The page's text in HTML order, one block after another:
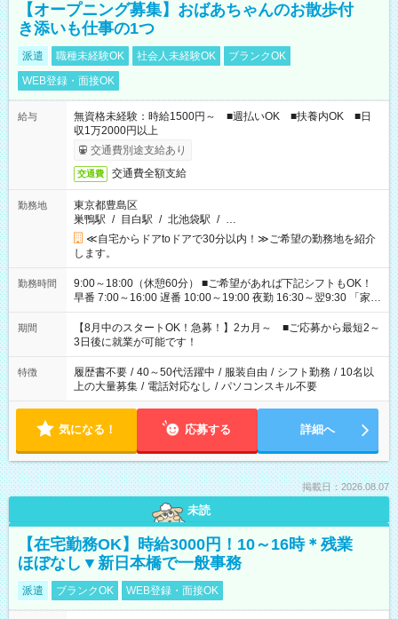
【オープニング募集】おばあちゃんのお散歩付
き添いも仕事の1つ
派遣 職種未経験OK 社会人未経験OK
ブランクOK
WEB登録・面接OK
給与
無資格未経験：時給1500円～ ■週払いOK ■扶養内OK ■日
収1万2000円以上
交通費別途支給あり
交通費 交通費全額支給
勤務地
東京都豊島区
巣鴨駅 / 目白駅 / 北池袋駅 / …
≪自宅からドアtoドアで30分以内！≫ご希望の勤務地を紹介
します。
勤務時間
9:00～18:00（休憩60分） ■ご希望があれば下記シフトもOK！
早番 7:00～16:00 遅番 10:00～19:00 夜勤 16:30～翌9:30 「家族
と休みを合わせたい」 「余裕を持って夕飯の準備がしたい」
「できれば残業はしたくない」 など、ご希望を教えてください
ね。 ※Wワーク希望の方へ 今ご覧のお仕事で希望する勤務時間
と、もう1つのお仕事の勤務時間。 合計で週40時間を超える場
合は応募できません。
期間
【8月中のスタートOK！急募！】2カ月～ ■ご応募から最短2～
3日後に就業が可能です！
特徴 履歴書不要 / 40～50代活躍中 / 服装自由 / シフト勤務 / 10名以
上の大量募集 / 電話対応なし / パソコンスキル不要
気になる！ 応募する 詳細へ
掲載日：2026.08.07
未読
【在宅勤務OK】時給3000円！10～16時＊残業
ほぼなし▼新日本橋で一般事務
派遣 ブランクOK WEB登録・面接OK